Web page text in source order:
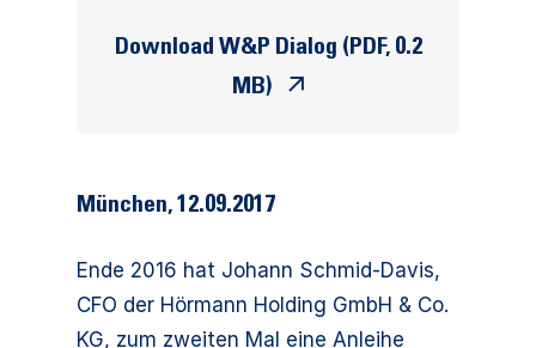
Download W&P Dialog (PDF, 0.2
MB)
München, 12.09.2017
Ende 2016 hat Johann Schmid-Davis,
CFO der Hörmann Holding GmbH & Co.
KG, zum zweiten Mal eine Anleihe